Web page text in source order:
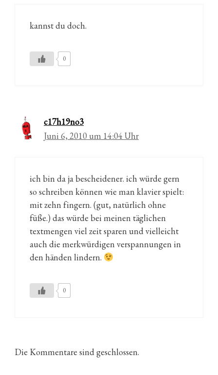
kannst du doch.
0
c17h19no3
Juni 6, 2010 um 14:04 Uhr
ich bin da ja bescheidener. ich würde gern
so schreiben können wie man klavier spielt:
mit zehn fingern. (gut, natürlich ohne
füße.) das würde bei meinen täglichen
textmengen viel zeit sparen und vielleicht
auch die merkwürdigen verspannungen in
den händen lindern.
0
Die Kommentare sind geschlossen.